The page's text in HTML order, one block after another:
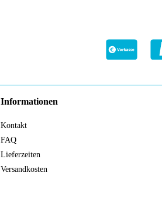
Informationen
Kontakt
FAQ
Lieferzeiten
Versandkosten